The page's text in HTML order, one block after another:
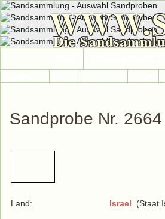
Die
Sandprobe Nr.
Land: Israel (Staat